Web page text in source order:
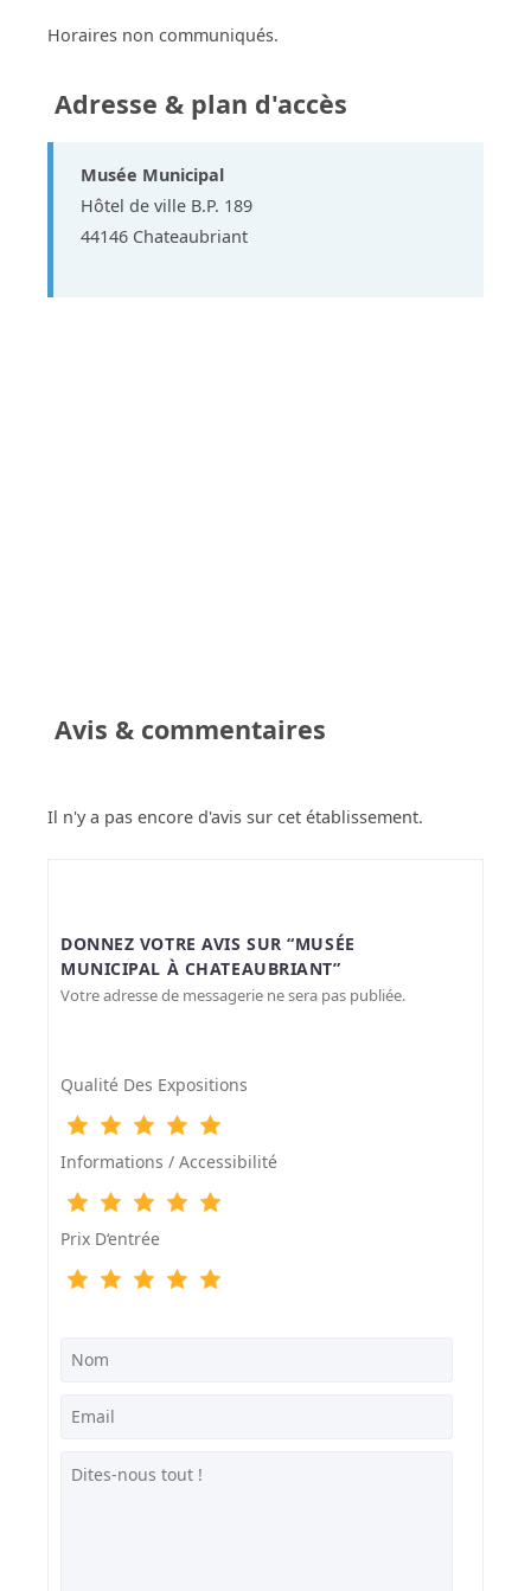
Horaires non communiqués.
Adresse & plan d'accès
Musée Municipal
Hôtel de ville B.P. 189
44146 Chateaubriant
Avis & commentaires
Il n'y a pas encore d'avis sur cet établissement.
DONNEZ VOTRE AVIS SUR “MUSÉE
MUNICIPAL À CHATEAUBRIANT”
Votre adresse de messagerie ne sera pas publiée.
Qualité Des Expositions
Informations / Accessibilité
Prix D‘entrée